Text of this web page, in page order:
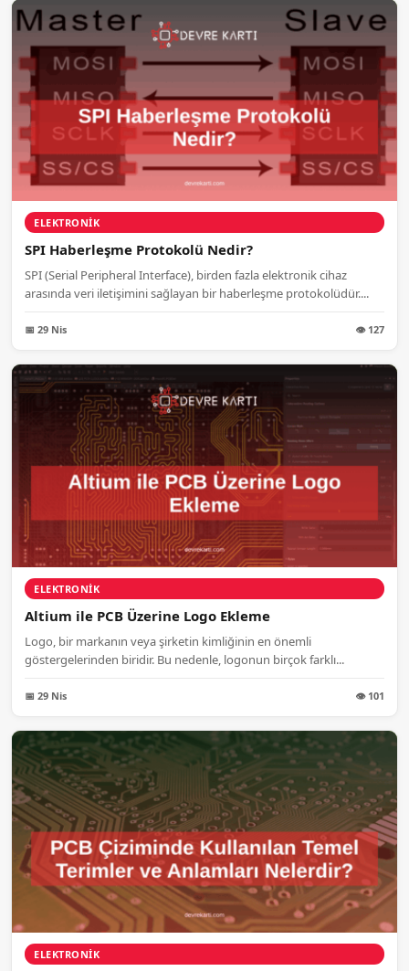
ELEKTRONIK
SPI Haberleşme Protokolü Nedir?
SPI (Serial Peripheral Interface), birden fazla elektronik cihaz
arasında veri iletişimini sağlayan bir haberleşme protokolüdür....
📅 29 Nis 👁 127
ELEKTRONIK
Altium ile PCB Üzerine Logo Ekleme
Logo, bir markanın veya şirketin kimliğinin en önemli
göstergelerinden biridir. Bu nedenle, logonun birçok farklı...
📅 29 Nis 👁 101
ELEKTRONIK